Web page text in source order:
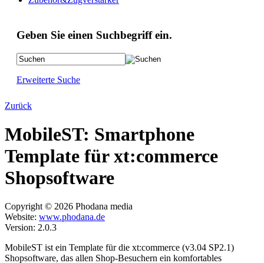
Geben Sie einen Suchbegriff ein.
Erweiterte Suche
Zurück
MobileST: Smartphone
Template für xt:commerce
Shopsoftware
Copyright © 2026 Phodana media
Website: www.phodana.de
Version: 2.0.3
MobileST ist ein Template für die xt:commerce (v3.04 SP2.1)
Shopsoftware, das allen Shop-Besuchern ein komfortables